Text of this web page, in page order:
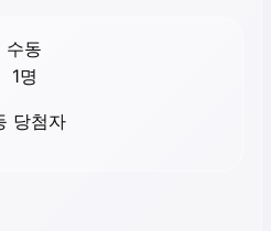
수동
1명
당첨자